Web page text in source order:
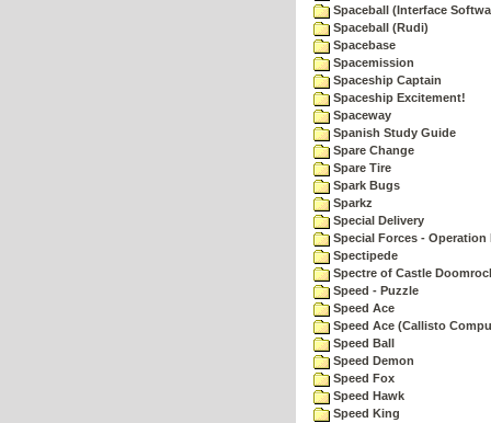
Spaceball (Interface
Spaceball (Rudi)
Spacebase
Spacemission
Spaceship Captain
Spaceship Excitement!
Spaceway
Spanish Study Guide
Spare Change
Spare Tire
Spark Bugs
Sparkz
Special Delivery
Special Forces - Operation
Spectipede
Spectre of Castle
Speed - Puzzle
Speed Ace
Speed Ace (Callisto
Speed Ball
Speed Demon
Speed Fox
Speed Hawk
Speed King